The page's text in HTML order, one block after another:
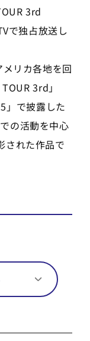
3rd
で独占放送し
リカ各地を回
3rd」
」で披露した
の活動を中心
された作品で